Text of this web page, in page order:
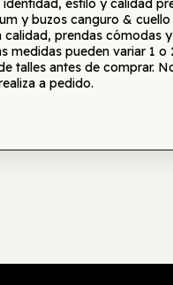
estilo y calidad
y buzos canguro &
prendas cómodas
medidas pueden variar 1 o
talles antes de comprar.
a pedido.